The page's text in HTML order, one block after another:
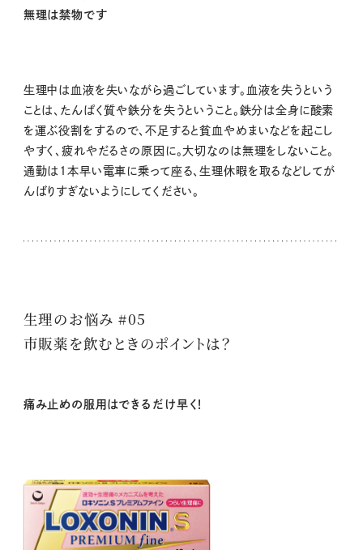
無理は禁物です
生理中は血液を失いながら過ごしています。血液を失うという
ことは、たんぱく質や鉄分を失うということ。鉄分は全身に酸素
を運ぶ役割をするので、不足すると貧血やめまいなどを起こし
やすく、疲れやだるさの原因に。大切なのは無理をしないこと。
通勤は1本早い電車に乗って座る、生理休暇を取るなどしてが
んばりすぎないようにしてください。
生理のお悩み #05
市販薬を飲むときのポイントは？
痛み止めの服用はできるだけ早く！